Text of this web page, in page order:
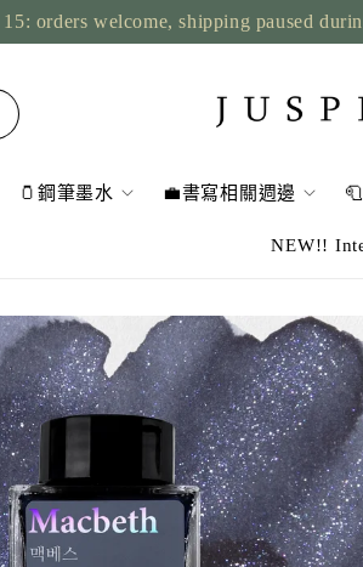
orders welcome, shipping paused
🫙鋼筆墨水 💼書寫相關週邊
NEW!!